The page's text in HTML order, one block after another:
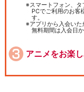
スマートフォン、タ
PCでご利用のお客
す。
アプリから入会い
無料期間は入会日
アニメをお楽